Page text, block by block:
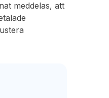
meddelas, att